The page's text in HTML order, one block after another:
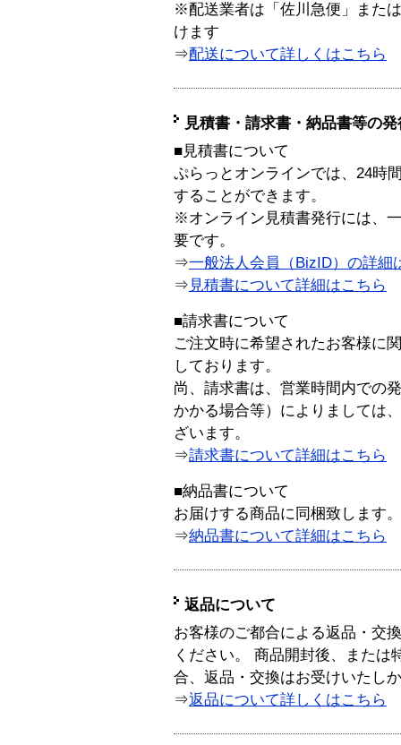
※配送業者は「佐川急便」また
けます
⇒配送について詳しくはこちら
見積書・請求書・納品書等の
■見積書について
ぷらっとオンラインでは、24時
することができます。
※オンライン見積書発行には、
要です。
⇒一般法人会員（BizID）の詳細
⇒ 見積書について詳細はこちら
■請求書について
ご注文時に希望されたお客様に
しております。
尚、請求書は、営業時間内での
かかる場合等）によりましては
ざいます。
⇒請求書について詳細はこちら
■納品書について
お届けする商品に同梱致します。
⇒納品書について詳細はこちら
返品について
お客様のご都合による返品・交
ください。 商品開封後、または
合、返品・交換はお受けいたし
⇒返品について詳しくはこちら